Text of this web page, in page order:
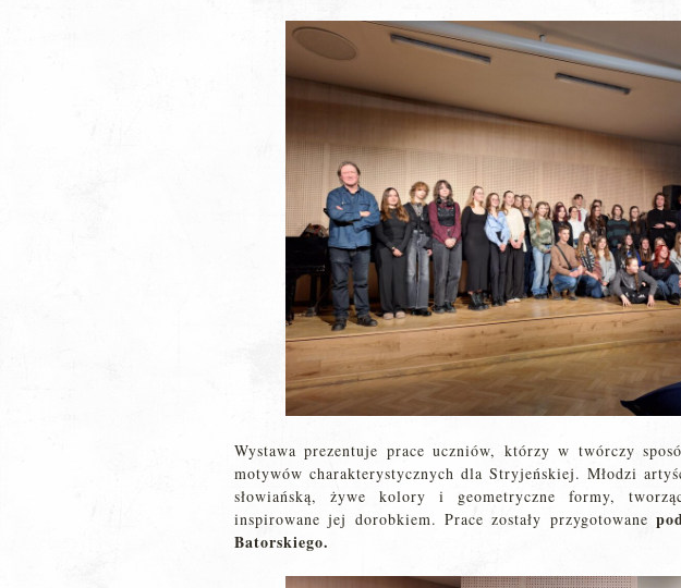
Wystawa prezentuje prace uczniów, którzy w twórczy
motywów charakterystycznych dla Stryjeńskiej. Młodzi
słowiańską, żywe kolory i geometryczne formy,
inspirowane jej dorobkiem. Prace zostały przygotowane
Batorskiego.